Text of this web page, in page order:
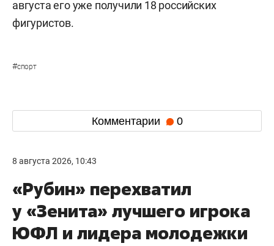
августа его уже получили 18 российских
фигуристов.
#спорт
Комментарии 0
8 августа 2026, 10:43
«Рубин» перехватил
у «Зенита» лучшего игрока
ЮФЛ и лидера молодежки